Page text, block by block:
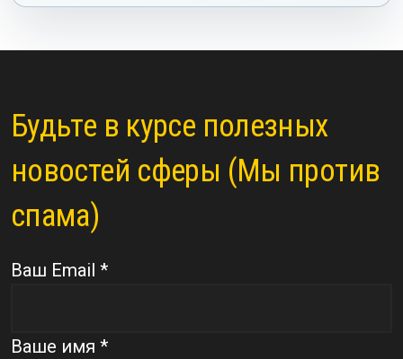
Будьте в курсе полезных
новостей сферы (Мы против
спама)
Ваш Email *
Ваше имя *